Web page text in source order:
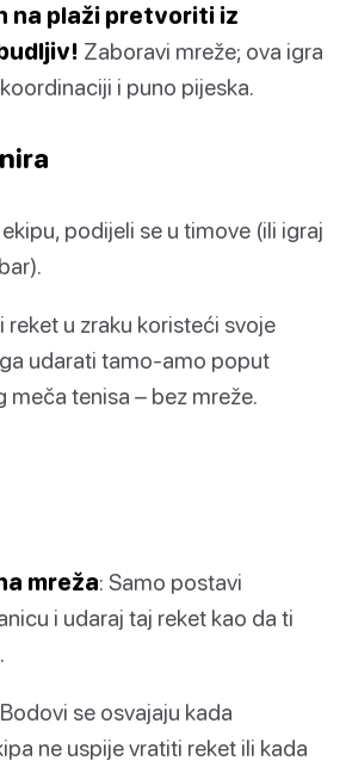
na plaži pretvoriti iz
Zaboravi mreže; ova igra
i puno pijeska.
podijeli se u timove (ili igraj
reket u zraku koristeći svoje
udarati tamo-amo poput
meča tenisa – bez mreže.
mreža: Samo postavi
i udaraj taj reket kao da ti
se osvajaju kada
ne uspije vratiti reket ili kada